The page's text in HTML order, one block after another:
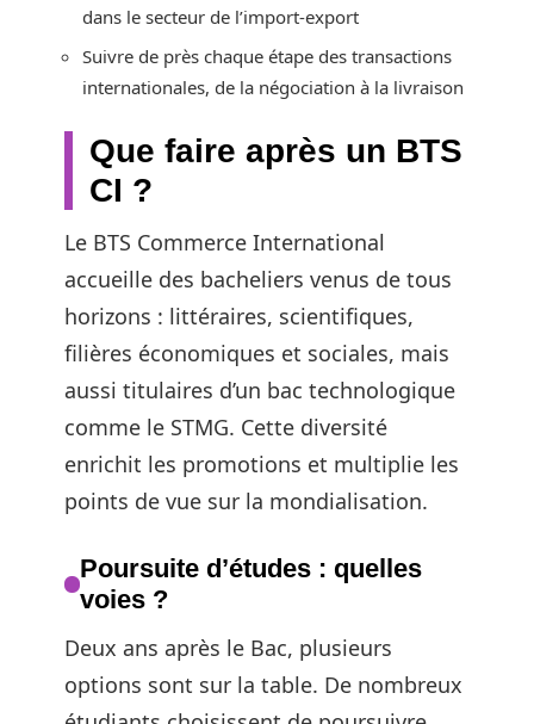
dans le secteur de l’import-export
Suivre de près chaque étape des transactions
internationales, de la négociation à la livraison
Que faire après un BTS
CI ?
Le BTS Commerce International
accueille des bacheliers venus de tous
horizons : littéraires, scientifiques,
filières économiques et sociales, mais
aussi titulaires d’un bac technologique
comme le STMG. Cette diversité
enrichit les promotions et multiplie les
points de vue sur la mondialisation.
Poursuite d’études : quelles
voies ?
Deux ans après le Bac, plusieurs
options sont sur la table. De nombreux